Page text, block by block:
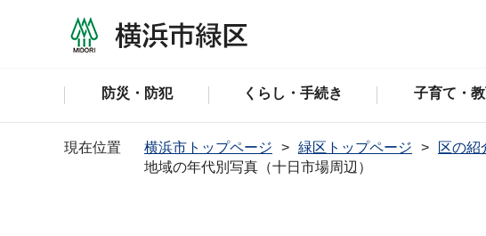
防災・防犯 くらし・手続き 子育て・
現在位置 横浜市トップページ 緑区トップページ 区の紹
地域の年代別写真（十日市場周辺）